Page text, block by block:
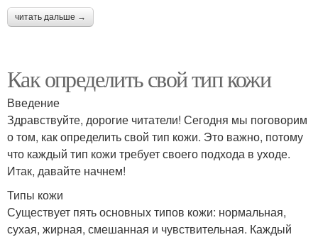
читать дальше →
Как определить свой тип кожи
Введение
Здравствуйте, дорогие читатели! Сегодня мы поговорим
о том, как определить свой тип кожи. Это важно, потому
что каждый тип кожи требует своего подхода в уходе.
Итак, давайте начнем!
Типы кожи
Существует пять основных типов кожи: нормальная,
сухая, жирная, смешанная и чувствительная. Каждый